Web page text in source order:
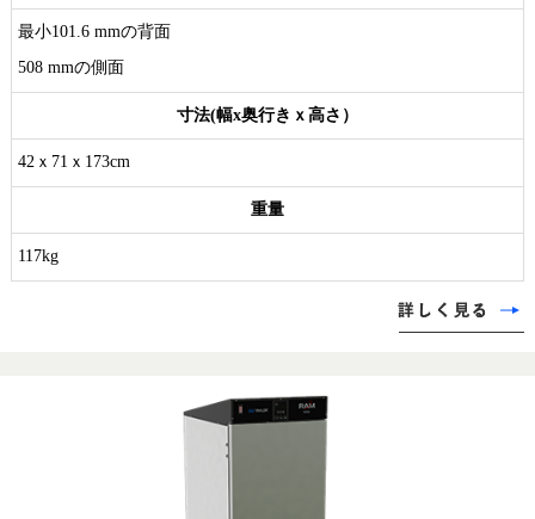
最小101.6 mmの背面
508 mmの側面
寸法(幅x奥行きｘ高さ）
42ｘ71ｘ173cm
重量
117kg